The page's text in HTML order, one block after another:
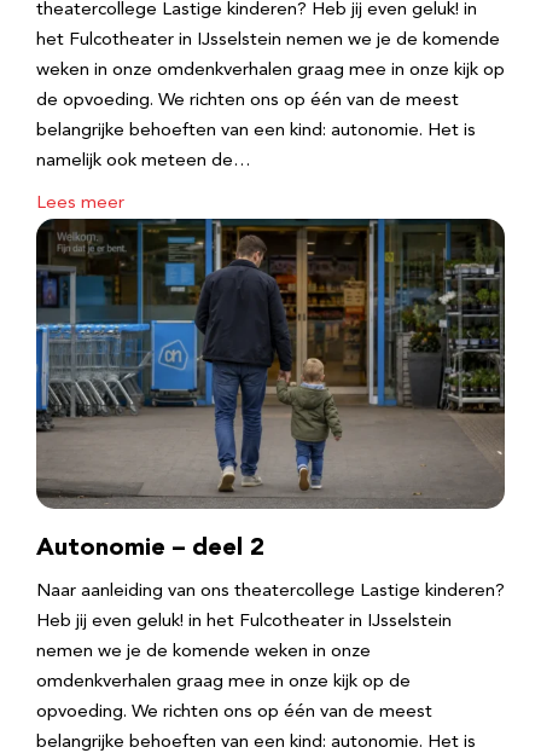
theatercollege Lastige kinderen? Heb jij even geluk! in
het Fulcotheater in IJsselstein nemen we je de komende
weken in onze omdenkverhalen graag mee in onze kijk op
de opvoeding. We richten ons op één van de meest
belangrijke behoeften van een kind: autonomie. Het is
namelijk ook meteen de…
Lees meer
Autonomie – deel 2
Naar aanleiding van ons theatercollege Lastige kinderen?
Heb jij even geluk! in het Fulcotheater in IJsselstein
nemen we je de komende weken in onze
omdenkverhalen graag mee in onze kijk op de
opvoeding. We richten ons op één van de meest
belangrijke behoeften van een kind: autonomie. Het is